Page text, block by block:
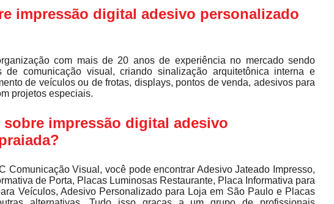
impressão digital adesivo personalizado
com mais de 20 anos de experiência no mercado sendo
comunicação visual, criando sinalização arquitetônica interna e
de veículos ou de frotas, displays, pontos de venda, adesivos para
projetos especiais.
impressão digital adesivo
Comunicação Visual, você pode encontrar Adesivo Jateado Impresso,
de Porta, Placas Luminosas Restaurante, Placa Informativa para
Veículos, Adesivo Personalizado para Loja em São Paulo e Placas